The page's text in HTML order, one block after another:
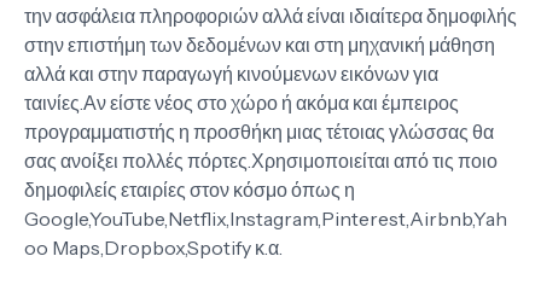
την ασφάλεια πληροφοριών αλλά είναι ιδιαίτερα δημοφιλής
στην επιστήμη των δεδομένων και στη μηχανική μάθηση
αλλά και στην παραγωγή κινούμενων εικόνων για
ταινίες.Αν είστε νέος στο χώρο ή ακόμα και έμπειρος
προγραμματιστής η προσθήκη μιας τέτοιας γλώσσας θα
σας ανοίξει πολλές πόρτες.Χρησιμοποιείται από τις ποιο
δημοφιλείς εταιρίες στον κόσμο όπως η
Google,YouTube,Netflix,Instagram,Pinterest,Airbnb,Yah
oo Maps,Dropbox,Spotify κ.α.